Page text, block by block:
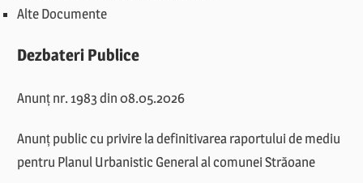
Alte Documente
Dezbateri Publice
Anunț nr. 1983 din 08.05.2026
Anunț public cu privire la definitivarea raportului de mediu
pentru Planul Urbanistic General al comunei Străoane